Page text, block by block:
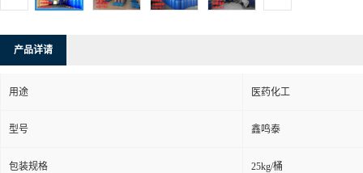
产品详请
用途 医药化工
型号 鑫鸣泰
包装规格 25kg/桶